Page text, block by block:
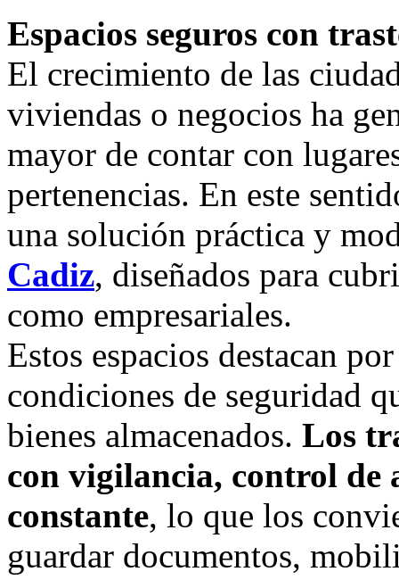
Espacios seguros con
El crecimiento de las
viviendas o negocios ha
mayor de contar con
pertenencias. En este
una solución práctica y
Cadiz, diseñados para
como empresariales.
Estos espacios destacan
condiciones de seguridad
bienes almacenados. Los
con vigilancia, control de
constante, lo que los
guardar documentos,